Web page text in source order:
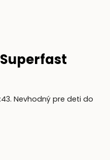
Superfast
Nevhodný pre deti do